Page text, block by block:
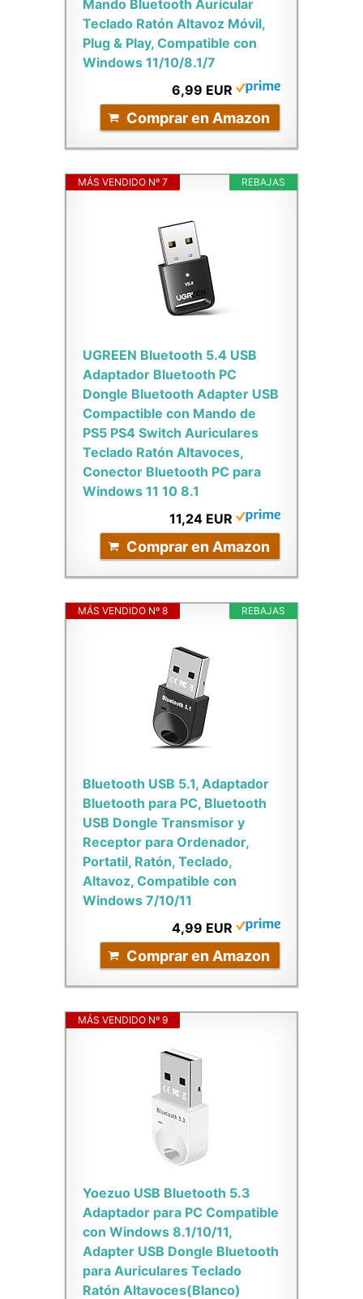
Mando Bluetooth Auricular
Teclado Ratón Altavoz Móvil,
Plug & Play, Compatible con
Windows 11/10/8.1/7
6,99 EUR
Comprar en Amazon
REBAJAS
MÁS VENDIDO Nº 7
UGREEN Bluetooth 5.4 USB
Adaptador Bluetooth PC
Dongle Bluetooth Adapter USB
Compactible con Mando de
PS5 PS4 Switch Auriculares
Teclado Ratón Altavoces,
Conector Bluetooth PC para
Windows 11 10 8.1
11,24 EUR
Comprar en Amazon
REBAJAS
MÁS VENDIDO Nº 8
Bluetooth USB 5.1, Adaptador
Bluetooth para PC, Bluetooth
USB Dongle Transmisor y
Receptor para Ordenador,
Portatil, Ratón, Teclado,
Altavoz, Compatible con
Windows 7/10/11
4,99 EUR
Comprar en Amazon
MÁS VENDIDO Nº 9
Yoezuo USB Bluetooth 5.3
Adaptador para PC Compatible
con Windows 8.1/10/11,
Adapter USB Dongle Bluetooth
para Auriculares Teclado
Ratón Altavoces(Blanco)